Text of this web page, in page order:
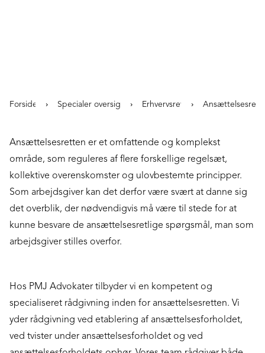
Forside Specialer oversigt Erhvervsret Ansættelsesret
Ansættelsesretten er et omfattende og komplekst
område, som reguleres af flere forskellige regelsæt,
kollektive overenskomster og ulovbestemte principper.
Som arbejdsgiver kan det derfor være svært at danne sig
det overblik, der nødvendigvis må være til stede for at
kunne besvare de ansættelsesretlige spørgsmål, man som
arbejdsgiver stilles overfor.
Hos PMJ Advokater tilbyder vi en kompetent og
specialiseret rådgivning inden for ansættelsesretten. Vi
yder rådgivning ved etablering af ansættelsesforholdet,
ved tvister under ansættelsesforholdet og ved